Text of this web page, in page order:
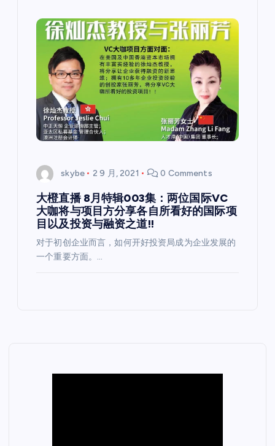
skybe 2 9 月, 2021 0 Comments
大橙直播 8月特辑003集：两位国际VC
大咖将与项目方分享各自所看好的国际项
目以及投资与融资之道!!
对于初创企业而言，如何开好投资局成为企业发展的
一个重要方面。…